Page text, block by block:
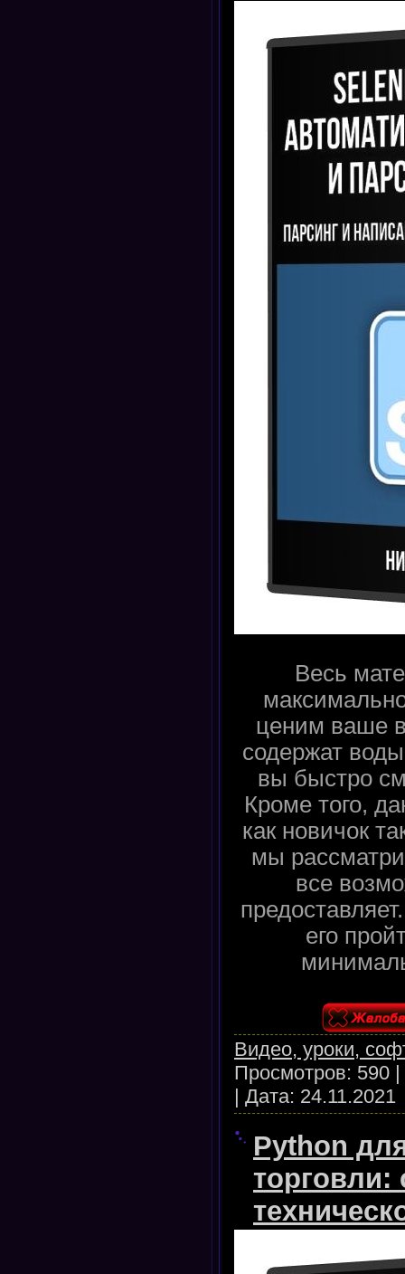
Весь
ценим ваше
содержат
вы быстро
Кроме того,
как новичок
мы
все
его
Видео, уроки,
Просмотров: 590
Дата: 24.11.2021
Python
торговли: